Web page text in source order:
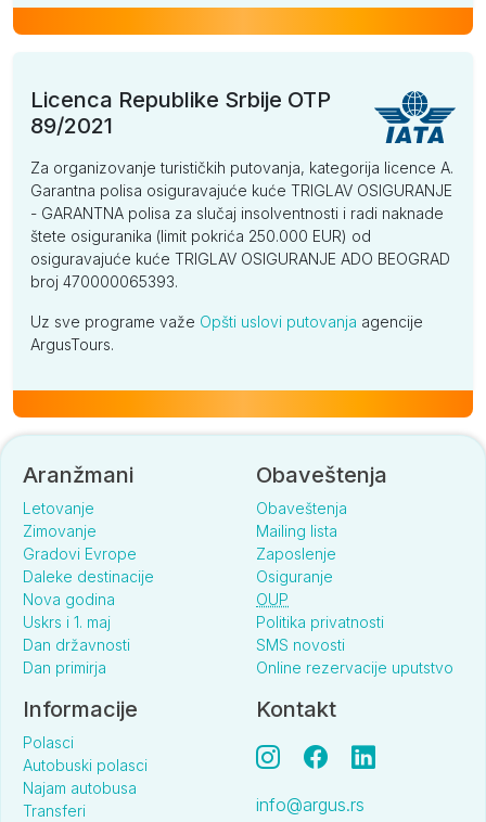
Licenca Republike Srbije OTP
89/2021
Za organizovanje turističkih putovanja, kategorija licence A.
Garantna polisa osiguravajuće kuće TRIGLAV OSIGURANJE
- GARANTNA polisa za slučaj insolventnosti i radi naknade
štete osiguranika (limit pokrića 250.000 EUR) od
osiguravajuće kuće TRIGLAV OSIGURANJE ADO BEOGRAD
broj 470000065393.
Uz sve programe važe Opšti uslovi putovanja agencije
ArgusTours.
Aranžmani
Letovanje
Zimovanje
Gradovi Evrope
Daleke destinacije
Nova godina
Uskrs i 1. maj
Dan državnosti
Dan primirja
Obaveštenja
Obaveštenja
Mailing lista
Zaposlenje
Osiguranje
OUP
Politika privatnosti
SMS novosti
Online rezervacije uputstvo
Informacije
Polasci
Autobuski polasci
Najam autobusa
Transferi
Kontakt
info@argus.rs